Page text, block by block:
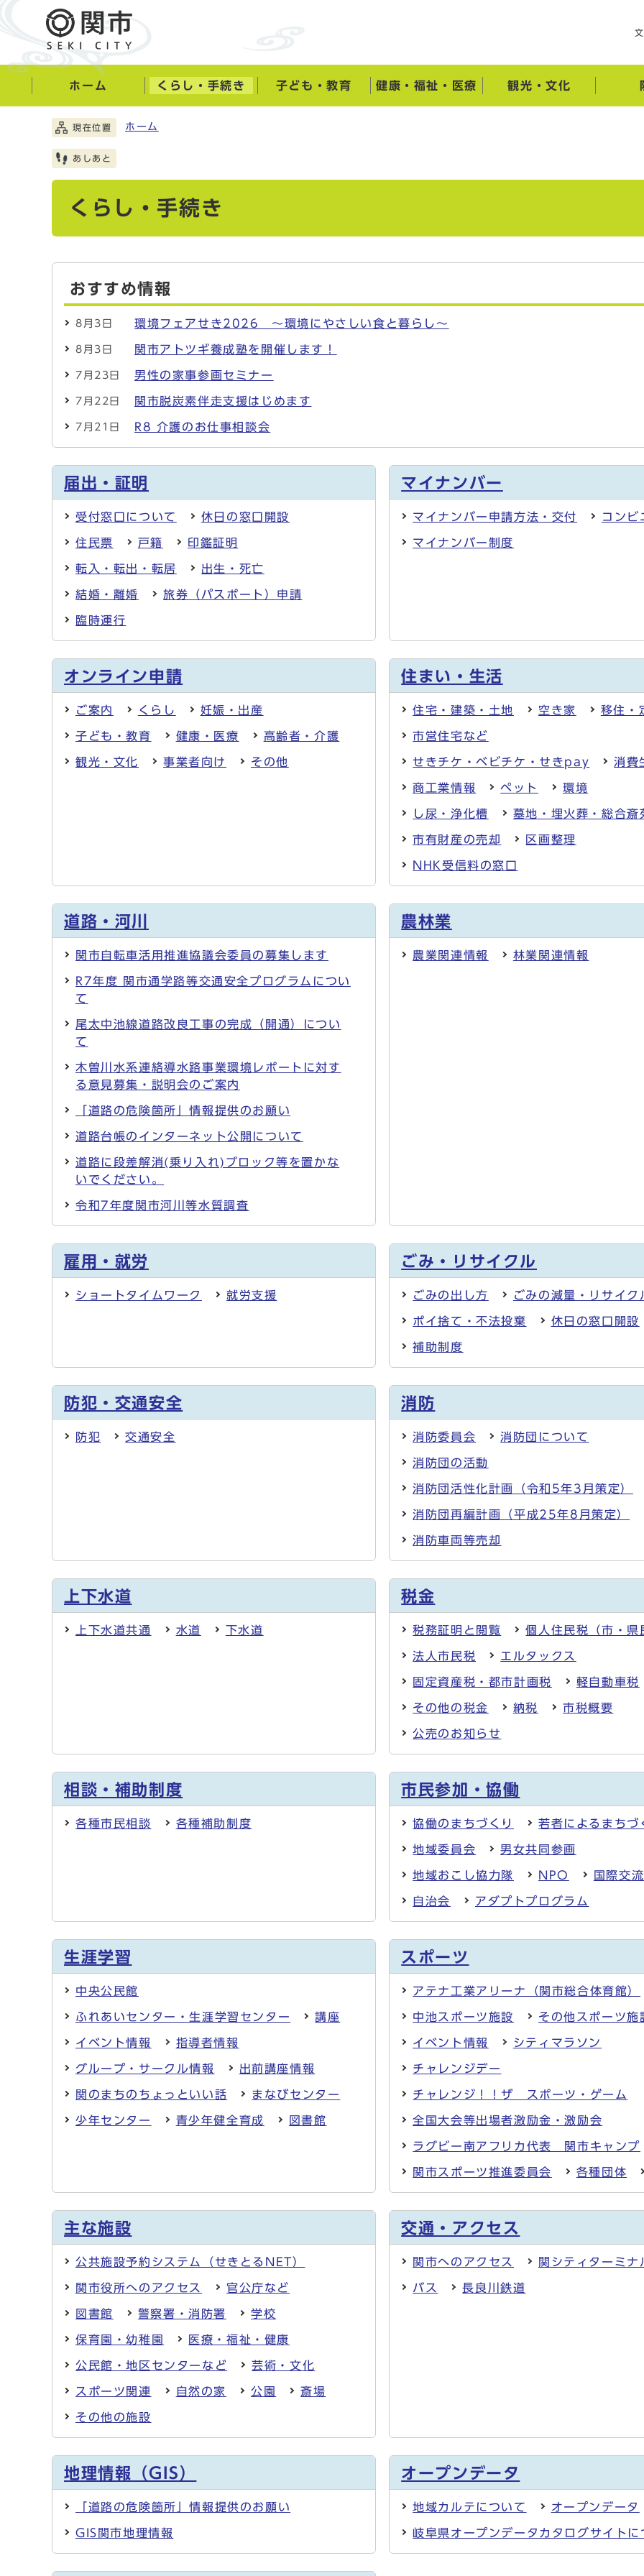
ホーム くらし・手続き 子ども・教育 健康・福祉・医療 観光・文化
現在位置 ホーム
あしあと
くらし・手続き
おすすめ情報
8月3日 環境フェアせき2026 ～環境にやさしい食と暮らし～
8月3日 関市アトツギ養成塾を開催します！
7月23日 男性の家事参画セミナー
7月22日 関市脱炭素伴走支援はじめます
7月21日 R8 介護のお仕事相談会
届出・証明
受付窓口について 休日の窓口開設
住民票 戸籍 印鑑証明
転入・転出・転居 出生・死亡
結婚・離婚 旅券（パスポート）申請
臨時運行
マイナンバー
マイナンバー申請方法・交付 コンビ
マイナンバー制度
オンライン申請
ご案内 くらし 妊娠・出産
子ども・教育 健康・医療 高齢者・介護
観光・文化 事業者向け その他
住まい・生活
住宅・建築・土地 空き家 移住・
市営住宅など
せきチケ・ベビチケ・せきpay 消費
商工業情報 ペット 環境
し尿・浄化槽 墓地・埋火葬・総合斎
市有財産の売却 区画整理
NHK受信料の窓口
道路・河川
関市自転車活用推進協議会委員の募集します
R7年度 関市通学路等交通安全プログラムについ
て
尾太中池線道路改良工事の完成（開通）につい
て
木曽川水系連絡導水路事業環境レポートに対す
る意見募集・説明会のご案内
「道路の危険箇所」情報提供のお願い
道路台帳のインターネット公開について
道路に段差解消(乗り入れ)ブロック等を置かな
いでください。
令和7年度関市河川等水質調査
農林業
農業関連情報 林業関連情報
雇用・就労
ショートタイムワーク 就労支援
ごみ・リサイクル
ごみの出し方 ごみの減量・リサイク
ポイ捨て・不法投棄 休日の窓口開設
補助制度
防犯・交通安全
防犯 交通安全
消防
消防委員会 消防団について
消防団の活動
消防団活性化計画（令和5年3月策定）
消防団再編計画（平成25年8月策定）
消防車両等売却
上下水道
上下水道共通 水道 下水道
税金
税務証明と閲覧 個人住民税（市・県
法人市民税 エルタックス
固定資産税・都市計画税 軽自動車税
その他の税金 納税 市税概要
公売のお知らせ
相談・補助制度
各種市民相談 各種補助制度
市民参加・協働
協働のまちづくり 若者によるまちづ
地域委員会 男女共同参画
地域おこし協力隊 NPO 国際交流
自治会 アダプトプログラム
生涯学習
中央公民館
ふれあいセンター・生涯学習センター 講座
イベント情報 指導者情報
グループ・サークル情報 出前講座情報
関のまちのちょっといい話 まなびセンター
少年センター 青少年健全育成 図書館
スポーツ
アテナ工業アリーナ（関市総合体育館）
中池スポーツ施設 その他スポーツ施
イベント情報 シティマラソン
チャレンジデー
チャレンジ！！ザ スポーツ・ゲーム
全国大会等出場者激励金・激励会
ラグビー南アフリカ代表 関市キャンプ
関市スポーツ推進委員会 各種団体
主な施設
公共施設予約システム（せきとるNET）
関市役所へのアクセス 官公庁など
図書館 警察署・消防署 学校
保育園・幼稚園 医療・福祉・健康
公民館・地区センターなど 芸術・文化
スポーツ関連 自然の家 公園 斎場
その他の施設
交通・アクセス
関市へのアクセス 関シティターミナ
バス 長良川鉄道
地理情報（GIS）
「道路の危険箇所」情報提供のお願い
GIS関市地理情報
オープンデータ
地域カルテについて オープンデータ
岐阜県オープンデータカタログサイトに